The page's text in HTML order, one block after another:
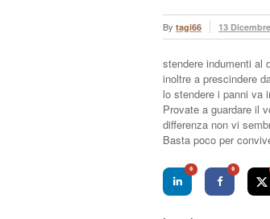
By tagi66 13
stendere indumenti al
inoltre a prescindere
lo stendere i panni va
Provate a guardare il
differenza non vi
Basta poco per
0 0